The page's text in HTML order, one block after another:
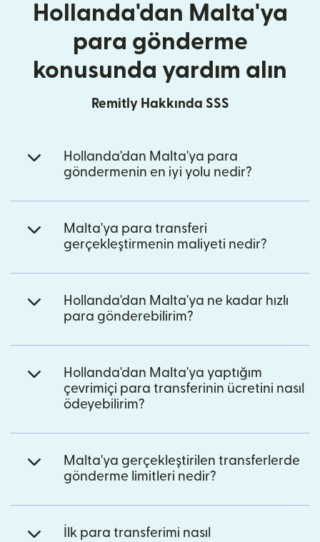
Hollanda'dan Malta'ya
para gönderme
konusunda yardım alın
Remitly Hakkında SSS
Hollanda'dan Malta'ya para
göndermenin en iyi yolu nedir?
Malta'ya para transferi
gerçekleştirmenin maliyeti nedir?
Hollanda'dan Malta'ya ne kadar hızlı
para gönderebilirim?
Hollanda'dan Malta'ya yaptığım
çevrimiçi para transferinin ücretini nasıl
ödeyebilirim?
Malta'ya gerçekleştirilen transferlerde
gönderme limitleri nedir?
İlk para transferimi nasıl